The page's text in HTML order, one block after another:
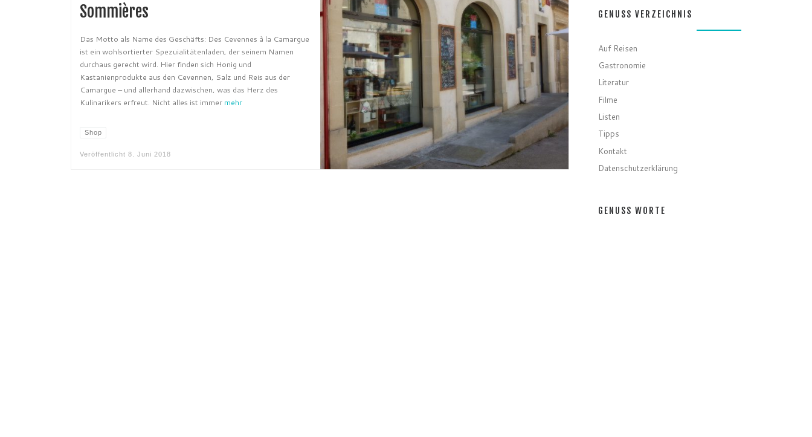
Sommières
Das Motto als Name des Geschäfts: Des Cevennes à la Camargue
ist ein wohlsortierter Spezuialitätenladen, der seinem Namen
durchaus gerecht wird. Hier finden sich Honig und
Kastanienprodukte aus den Cevennen, Salz und Reis aus der
Camargue – und allerhand dazwischen, was das Herz des
Kulinarikers erfreut. Nicht alles ist immer mehr
Shop
Veröffentlicht 8. Juni 2018
GENUSS VERZEICHNIS
Auf Reisen
Gastronomie
Literatur
Filme
Listen
Tipps
Kontakt
Datenschutzerklärung
GENUSS WORTE